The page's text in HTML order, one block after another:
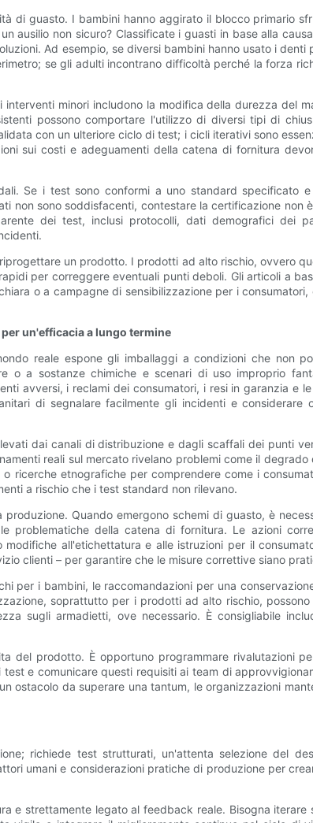
di guasto. I bambini hanno aggirato il blocco primario
ausilio non sicuro? Classificate i guasti in base alla
Ad esempio, se diversi bambini hanno usato i
se gli adulti incontrano difficoltà perché la forza
minori includono la modifica della durezza del
possono comportare l'utilizzo di diversi tipi di
con un ulteriore ciclo di test; i cicli iterativi sono
sui costi e adeguamenti della catena di fornitura
Se i test sono conformi a uno standard specificato
sono soddisfacenti, contestare la certificazione non
dei test, inclusi protocolli, dati demografici dei
un prodotto. I prodotti ad alto rischio, ovvero
per correggere eventuali punti deboli. Gli articoli a
o a campagne di sensibilizzazione per i
un'efficacia a lungo termine
reale espone gli imballaggi a condizioni che non
o a sostanze chimiche e scenari di uso improprio
avversi, i reclami dei consumatori, i resi in garanzia e
di segnalare facilmente gli incidenti e considerare
dai canali di distribuzione e dagli scaffali dei punti
reali sul mercato rivelano problemi come il
ricerche etnografiche per comprendere come i
a rischio che i test standard non rilevano.
Quando emergono schemi di guasto, è
della catena di fornitura. Le azioni
all'etichettatura e alle istruzioni per il
clienti – per garantire che le misure correttive siano
per i bambini, le raccomandazioni per una
soprattutto per i prodotti ad alto rischio,
sugli armadietti, ove necessario. È consigliabile
del prodotto. È opportuno programmare rivalutazioni
e comunicare questi requisiti ai team di
ostacolo da superare una tantum, le organizzazioni
richiede test strutturati, un'attenta selezione del
umani e considerazioni pratiche di produzione per
e strettamente legato al feedback reale. Bisogna iterare